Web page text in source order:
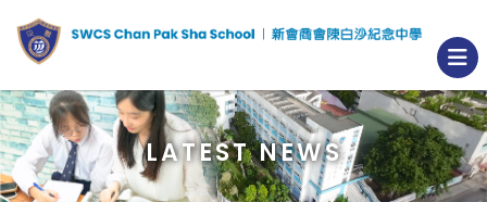
LATEST NEWS